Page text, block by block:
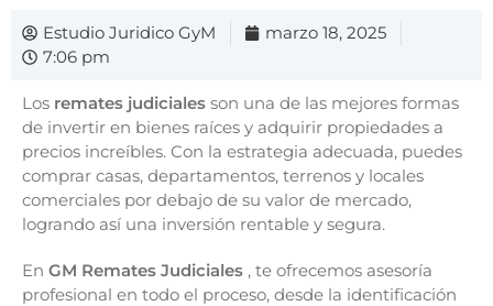
Estudio Juridico GyM
marzo 18, 2025
7:06 pm
Los remates judiciales son una de las mejores formas
de invertir en bienes raíces y adquirir propiedades a
precios increíbles. Con la estrategia adecuada, puedes
comprar casas, departamentos, terrenos y locales
comerciales por debajo de su valor de mercado,
logrando así una inversión rentable y segura.
En GM Remates Judiciales , te ofrecemos asesoría
profesional en todo el proceso, desde la identificación